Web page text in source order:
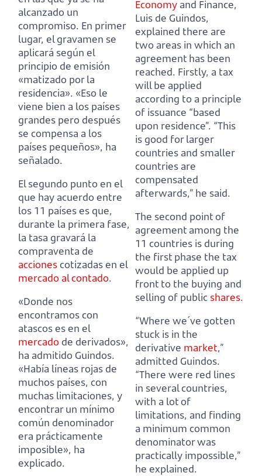
alcanzado un
compromiso. En primer
lugar, el gravamen se
aplicará según el
principio de emisión
«matizado por la
residencia». «Eso le
viene bien a los países
grandes pero después
se compensa a los
países pequeños», ha
señalado.
El segundo punto en el
que hay acuerdo entre
los 11 países es que,
durante la primera fase,
la tasa gravará la
compraventa de
accionescotizadas en el
mercado al contado.
«Donde nos
encontramos con
atascos es en el
mercado de derivados»,
ha admitido Guindos.
«Había líneas rojas de
muchos países, con
muchas limitaciones, y
encontrar un mínimo
común denominador
era prácticamente
imposible», ha
explicado.
Economy and Finance,
Luis de Guindos,
explained there are
two areas in which an
agreement has been
reached. Firstly, a tax
will be applied
according to a principle
of issuance “based
upon residence”. “This
is good for larger
countries and smaller
countries are
compensated
afterwards,” he said.
The second point of
agreement among the
11 countries is during
the first phase the tax
would be applied up
front to the buying and
selling of public shares.
“Where we´ve gotten
stuck is in the
derivative market,”
admitted Guindos.
“There were red lines
in several countries,
with a lot of
limitations, and finding
a minimum common
denominator was
practically impossible,”
he explained.